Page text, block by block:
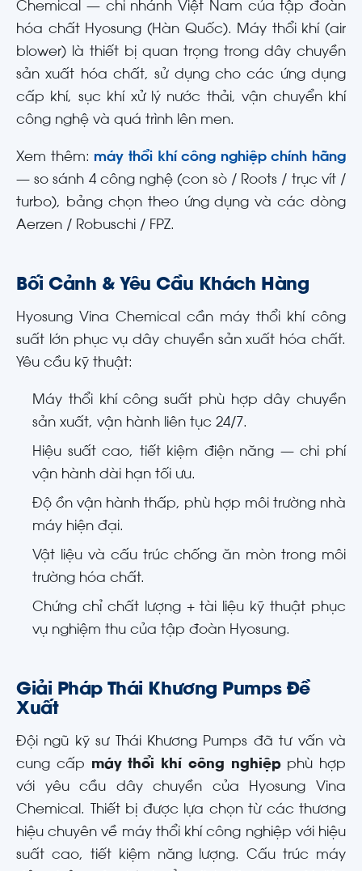
Chemical — chi nhánh Việt Nam của tập đoàn
hóa chất Hyosung (Hàn Quốc). Máy thổi khí (air
blower) là thiết bị quan trọng trong dây chuyền
sản xuất hóa chất, sử dụng cho các ứng dụng
cấp khí, sục khí xử lý nước thải, vận chuyển khí
công nghệ và quá trình lên men.
Xem thêm: máy thổi khí công nghiệp chính hãng
— so sánh 4 công nghệ (con sò / Roots / trục vít /
turbo), bảng chọn theo ứng dụng và các dòng
Aerzen / Robuschi / FPZ.
Bối Cảnh & Yêu Cầu Khách Hàng
Hyosung Vina Chemical cần máy thổi khí công
suất lớn phục vụ dây chuyền sản xuất hóa chất.
Yêu cầu kỹ thuật:
Máy thổi khí công suất phù hợp dây chuyền
sản xuất, vận hành liên tục 24/7.
Hiệu suất cao, tiết kiệm điện năng — chi phí
vận hành dài hạn tối ưu.
Độ ồn vận hành thấp, phù hợp môi trường nhà
máy hiện đại.
Vật liệu và cấu trúc chống ăn mòn trong môi
trường hóa chất.
Chứng chỉ chất lượng + tài liệu kỹ thuật phục
vụ nghiệm thu của tập đoàn Hyosung.
Giải Pháp Thái Khương Pumps Đề
Xuất
Đội ngũ kỹ sư Thái Khương Pumps đã tư vấn và
cung cấp máy thổi khí công nghiệpphù hợp
với yêu cầu dây chuyền của Hyosung Vina
Chemical. Thiết bị được lựa chọn từ các thương
hiệu chuyên về máy thổi khí công nghiệp với hiệu
suất cao, tiết kiệm năng lượng. Cấu trúc máy